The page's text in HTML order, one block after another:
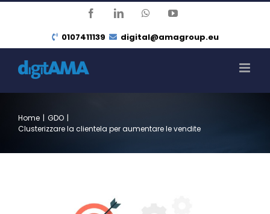
contenuto
FacebookLinkedInWhatsAppYouTube
0107411139 digital@amagroup.eu
Home | GDO |
Clusterizzare la clientela per aumentare le vendite